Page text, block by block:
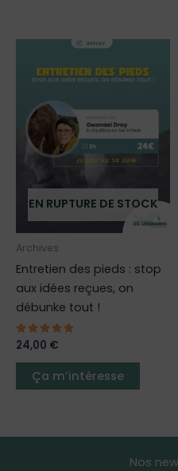
EN RUPTURE DE STOCK
Archives
Entretien des pieds : stop
aux idées reçues, on
débunke tout !
Note
5.00
sur 5
24,00 €
Ça m’intéresse
produit
a
Les
être
choisies
page
Nos